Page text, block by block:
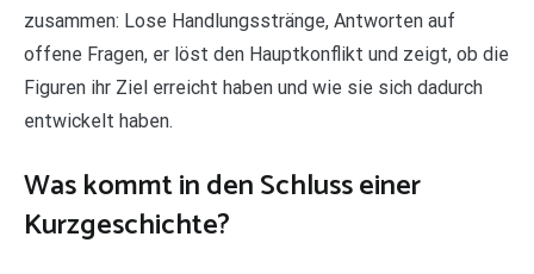
zusammen: Lose Handlungsstränge, Antworten auf
offene Fragen, er löst den Hauptkonflikt und zeigt, ob die
Figuren ihr Ziel erreicht haben und wie sie sich dadurch
entwickelt haben.
Was kommt in den Schluss einer
Kurzgeschichte?